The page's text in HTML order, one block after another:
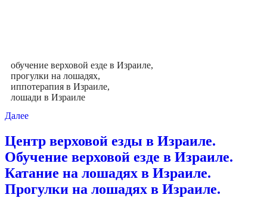
обучение верховой езде в Израиле,
прогулки на лошадях,
иппотерапия в Израиле,
лошади в Израиле
Далее
Центр верховой езды в Израиле.
Обучение верховой езде в Израиле.
Катание на лошадях в Израиле.
Прогулки на лошадях в Израиле.